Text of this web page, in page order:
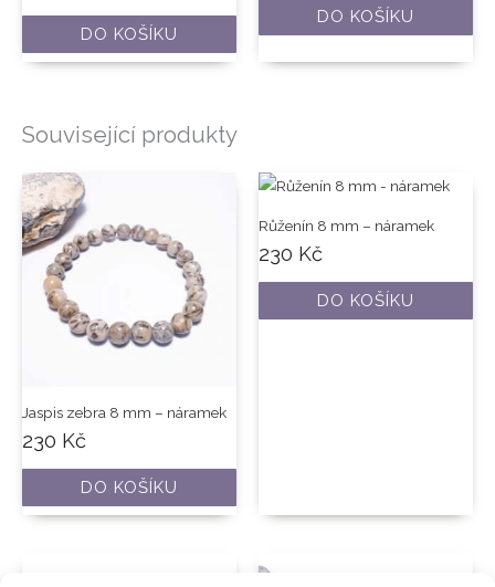
DO KOŠÍKU
DO KOŠÍKU
Související produkty
Jaspis zebra 8 mm – náramek
230 Kč
DO KOŠÍKU
Růženín 8 mm – náramek
230 Kč
DO KOŠÍKU